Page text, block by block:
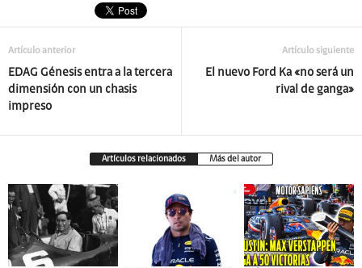
Artículo anterior
EDAG Génesis entra a la tercera
dimensión con un chasis
impreso
Artículo siguiente
El nuevo Ford Ka «no será un
rival de ganga»
Artículos relacionados Más del autor